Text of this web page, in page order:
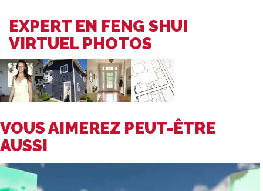
EXPERT EN FENG SHUI
VIRTUEL PHOTOS
VOUS AIMEREZ PEUT-ÊTRE
AUSSI